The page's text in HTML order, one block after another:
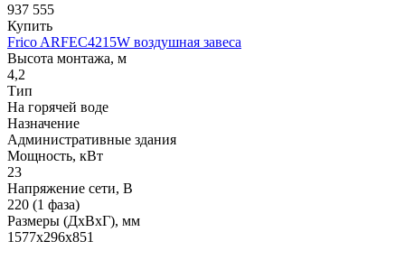
937 555
Купить
Frico ARFEC4215W воздушная завеса
Высота монтажа, м
4,2
Тип
На горячей воде
Назначение
Административные здания
Мощность, кВт
23
Напряжение сети, В
220 (1 фаза)
Размеры (ДхВхГ), мм
1577x296x851